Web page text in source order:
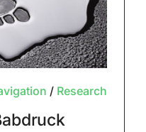
/ Research